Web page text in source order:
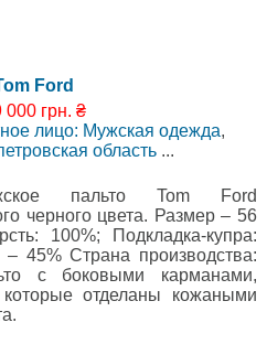
Ford
000 грн. ₴
лицо: Мужская одежда,
область ...
пальто Tom Ford
черного цвета. Размер – 56
100%; Подкладка-купра:
– 45% Страна производства:
с боковыми карманами,
отделаны кожаными